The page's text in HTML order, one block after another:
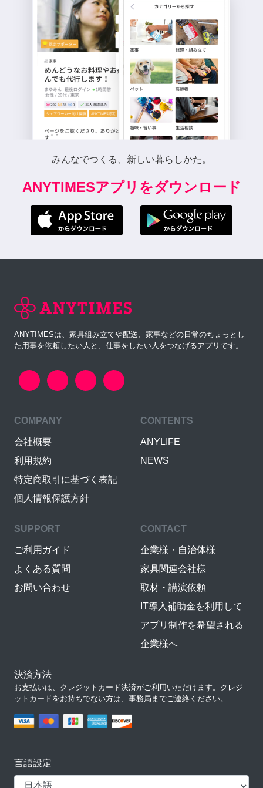
みんなでつくる、新しい暮らしかた。
ANYTIMESアプリをダウンロード
ANYTIMESは、家具組み立てや配送、家事などの日常のちょっとし
た用事を依頼したい人と、仕事をしたい人をつなげるアプリです。
COMPANY
会社概要
利用規約
特定商取引に基づく表記
個人情報保護方針
CONTENTS
ANYLIFE
NEWS
SUPPORT
ご利用ガイド
よくある質問
お問い合わせ
CONTACT
企業様・自治体様
家具関連会社様
取材・講演依頼
IT導入補助金を利用して
アプリ制作を希望される
企業様へ
決済方法
お支払いは、クレジットカード決済がご利用いただけます。クレジ
ットカードをお持ちでない方は、事務局までご連絡ください。
言語設定